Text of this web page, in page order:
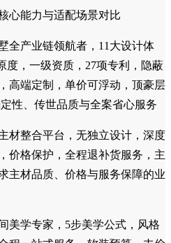
新贵与品质改善型业主提供高审
足35-40岁新贵客群对“设计去同
的设计师团队更年轻、更懂
、轻法式、日式禅意等流行风格
质对撞与灯光设计，实现空间的
归背景业主的理想选择。
全产业链领航者，11大设计体
度，一级资质，27项专利，隐蔽